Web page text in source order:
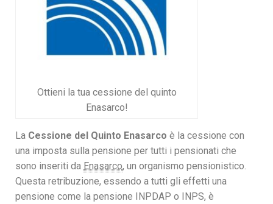
Ottieni la tua cessione del quinto
Enasarco!
La Cessione del Quinto Enasarco è la cessione con
una imposta sulla pensione per tutti i pensionati che
sono inseriti da Enasarco, un organismo pensionistico.
Questa retribuzione, essendo a tutti gli effetti una
pensione come la pensione INPDAP o INPS, è